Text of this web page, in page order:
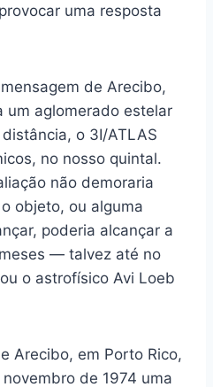
uma resposta
de Arecibo,
um aglomerado estelar
o 3I/ATLAS
no nosso quintal.
não demoraria
objeto, ou alguma
poderia alcançar a
— talvez até no
o astrofísico Avi Loeb